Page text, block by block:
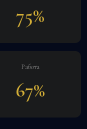
75%
Работа
67%